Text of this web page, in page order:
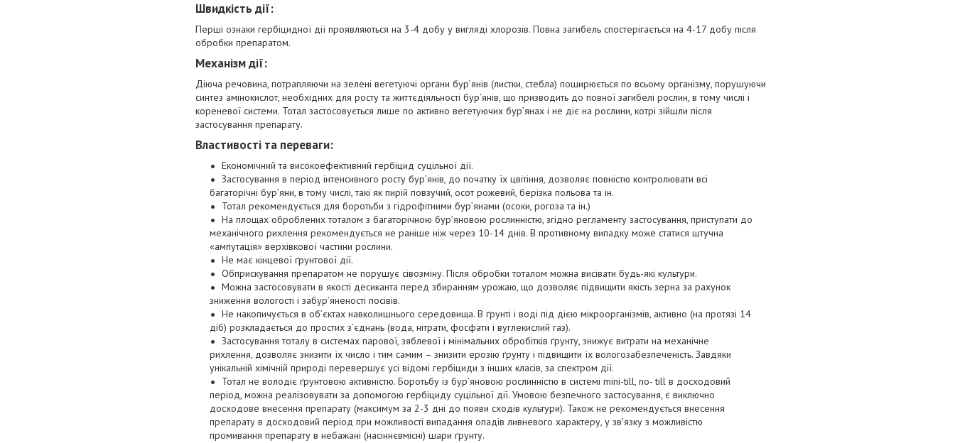
Швидкість дії:
Перші ознаки гербіцидної дії проявляються на 3-4 добу у вигляді хлорозів. Повна загибель спостерігається на 4-17 добу після
обробки препаратом.
Механізм дії:
Діюча речовина, потрапляючи на зелені вегетуючі органи бур’янів (листки, стебла) поширюється по всьому організму, порушуючи
синтез амінокислот, необхідних для росту та життєдіяльності бур’янів, що призводить до повної загибелі рослин, в тому числі і
кореневої системи. Тотал застосовується лише по активно вегетуючих бур’янах і не діє на рослини, котрі зійшли після
застосування препарату.
Властивості та переваги:
Економічний та високоефективний гербіцид суцільної дії.
Застосування в період інтенсивного росту бур’янів, до початку їх цвітіння, дозволяє повністю контролювати всі
багаторічні бур’яни, в тому числі, такі як пирій повзучий, осот рожевий, берізка польова та ін.
Тотал рекомендується для боротьби з гідрофітними бур’янами (осоки, рогоза та ін.)
На площах оброблених тоталом з багаторічною бур’яновою рослинністю, згідно регламенту застосування, приступати до
механічного рихлення рекомендується не раніше ніж через 10-14 днів. В противному випадку може статися штучна
«ампутація» верхівкової частини рослини.
Не має кінцевої ґрунтової дії.
Обприскування препаратом не порушує сівозміну. Після обробки тоталом можна висівати будь-які культури.
Можна застосовувати в якості десиканта перед збиранням урожаю, що дозволяє підвищити якість зерна за рахунок
зниження вологості і забур’яненості посівів.
Не накопичується в об’єктах навколишнього середовища. В ґрунті і воді під дією мікроорганізмів, активно (на протязі 14
діб) розкладається до простих з’єднань (вода, нітрати, фосфати і вуглекислий газ).
Застосування тоталу в системах парової, зяблевої і мінімальних обробітків ґрунту, знижує витрати на механічне
рихлення, дозволяє знизити їх число і тим самим – знизити ерозію ґрунту і підвищити їх вологозабезпеченість. Завдяки
унікальній хімічній природі перевершує усі відомі гербіциди з інших класів, за спектром дії.
Тотал не володіє ґрунтовою активністю. Боротьбу із бур’яновою рослинністю в системі mini-till, no- till в досходовий
період, можна реалізовувати за допомогою гербіциду суцільної дії. Умовою безпечного застосування, є виключно
досходове внесення препарату (максимум за 2-3 дні до появи сходів культури). Також не рекомендується внесення
препарату в досходовий період при можливості випадання опадів ливневого характеру, у зв’язку з можливістю
промивання препарату в небажані (насіннєвмісні) шари ґрунту.